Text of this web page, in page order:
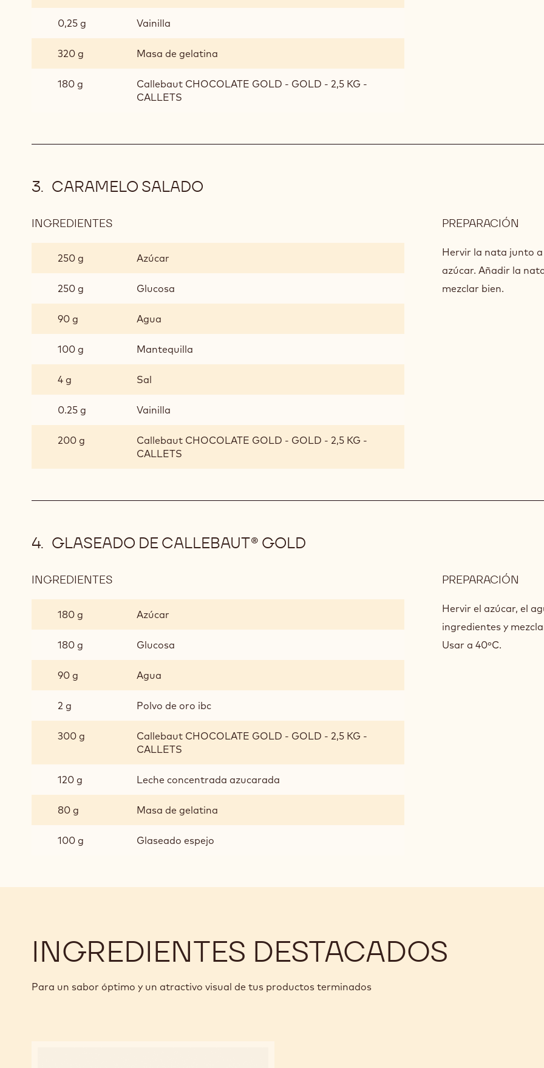
0,25 g Vainilla
320 g Masa de gelatina
180 g
Callebaut CHOCOLATE GOLD - GOLD - 2,5 KG -
CALLETS
CARAMELO SALADO
INGREDIENTES
SALADO
250 g Azúcar
250 g Glucosa
90 g Agua
100 g Mantequilla
4 g Sal
0.25 g Vainilla
200 g
Callebaut CHOCOLATE GOLD - GOLD - 2,5 KG -
CALLETS
PREPARACIÓN
Hervir la nata junto a
azúcar. Añadir la
mezclar bien.
GLASEADO DE CALLEBAUT® GOLD
INGREDIENTES
GOLD
180 g Azúcar
180 g Glucosa
90 g Agua
2 g Polvo de oro ibc
300 g
Callebaut CHOCOLATE GOLD - GOLD - 2,5 KG -
CALLETS
120 g Leche concentrada azucarada
80 g Masa de gelatina
100 g Glaseado espejo
PREPARACIÓN
DE
Hervir el azúcar, el
ingredientes y
Usar a 40ºC.
INGREDIENTES DESTACADOS
Para un sabor óptimo y un atractivo visual de tus productos terminados